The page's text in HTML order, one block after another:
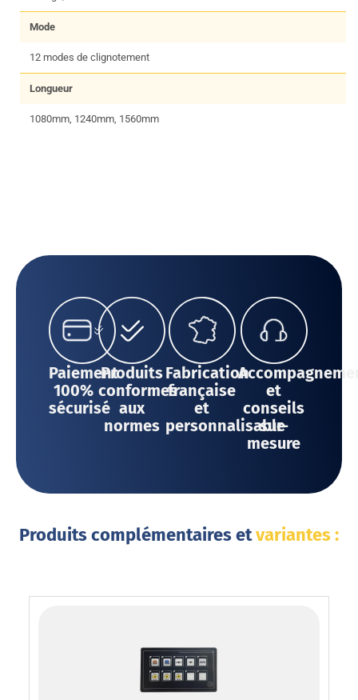
Mode
12 modes de clignotement
Longueur
1080mm, 1240mm, 1560mm
Paiement
100%
sécurisé
Produits
conformes
aux
normes
Fabrication
française
et
personnalisable
et
conseils
sur-
mesure
Produits complémentaires etvariantes :